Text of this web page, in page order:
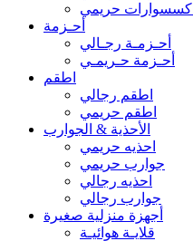
اكسسوارات حريمي
أحـزمة
أحـزمـة رجـالي
أحـزمة حـريمـي
اطقم
اطقم رجالي
اطقم حريمي
الأحذية & الجوارب
احذيه حريمي
جوارب حريمي
احذيه رجالي
جوارب رجالي
أجهزة منزلية صغيرة
قلايـة هوائيـة